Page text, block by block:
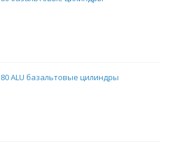
ALU базальтовые цилиндры